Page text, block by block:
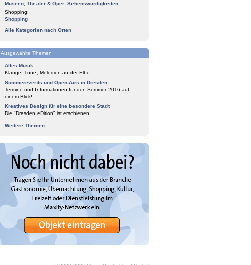
Museen Theater & Oper Sehenswürdigkeiten
Shopping:
Shopping
Alle Kategorien nach Orten
Ausgewählte Themen
Alles Musik
Klänge, Töne, Melodien an der Elbe
Sommerevents und Open-Airs in Dresden
Termine und Informationen für den Sommer 2016 auf
einem Blick!
Kreatives Design für eine besondere Stadt
Die "Dresden eDition" ist erschienen
Weitere Themen